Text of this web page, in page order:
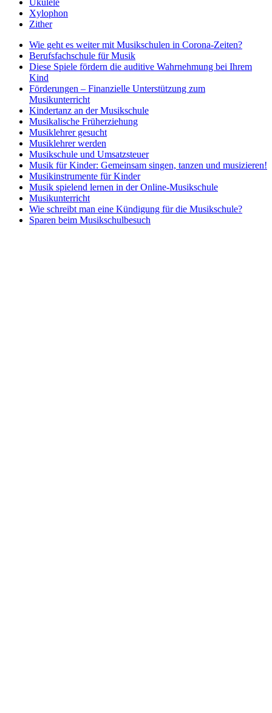
Ukulele
Xylophon
Zither
Wie geht es weiter mit Musikschulen in Corona-Zeiten?
Berufsfachschule für Musik
Diese Spiele fördern die auditive Wahrnehmung bei Ihrem
Kind
Förderungen – Finanzielle Unterstützung zum
Musikunterricht
Kindertanz an der Musikschule
Musikalische Früherziehung
Musiklehrer gesucht
Musiklehrer werden
Musikschule und Umsatzsteuer
Musik für Kinder: Gemeinsam singen, tanzen und musizieren!
Musikinstrumente für Kinder
Musik spielend lernen in der Online-Musikschule
Musikunterricht
Wie schreibt man eine Kündigung für die Musikschule?
Sparen beim Musikschulbesuch